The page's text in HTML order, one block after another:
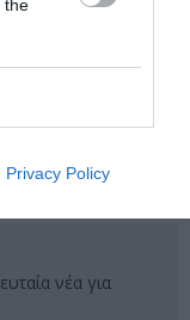
the
Privacy Policy
νέα για